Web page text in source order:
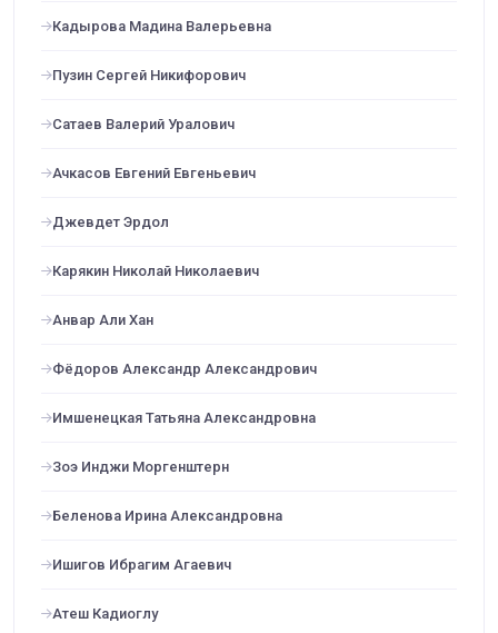
Кадырова Мадина Валерьевна
Пузин Сергей Никифорович
Сатаев Валерий Уралович
Ачкасов Евгений Евгеньевич
Джевдет Эрдол
Карякин Николай Николаевич
Анвар Али Хан
Фёдоров Александр Александрович
Имшенецкая Татьяна Александровна
Зоэ Инджи Моргенштерн
Беленова Ирина Александровна
Ишигов Ибрагим Агаевич
Атеш Кадиоглу